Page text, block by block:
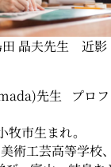
田 晶夫先生 近影
先生 プロフ
市生まれ。
術工芸高等学校